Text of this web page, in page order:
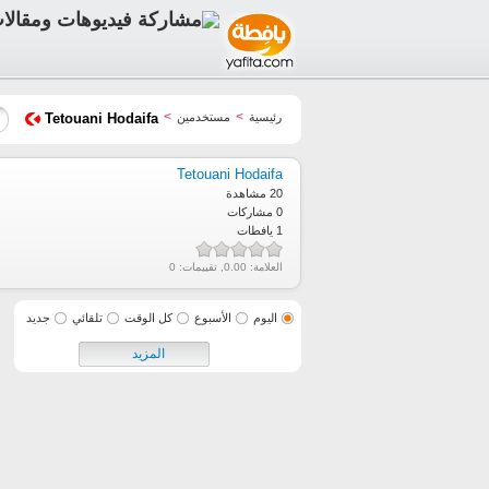
رئيسية > مستخدمين >
Tetouani Hodaifa
Tetouani Hodaifa
20 مشاهدة
0 مشاركات
1 يافطات
العلامة: 0.00 , تقييمات: 0
اليوم الأسبوع كل الوقت تلقائي جديد
المزيد